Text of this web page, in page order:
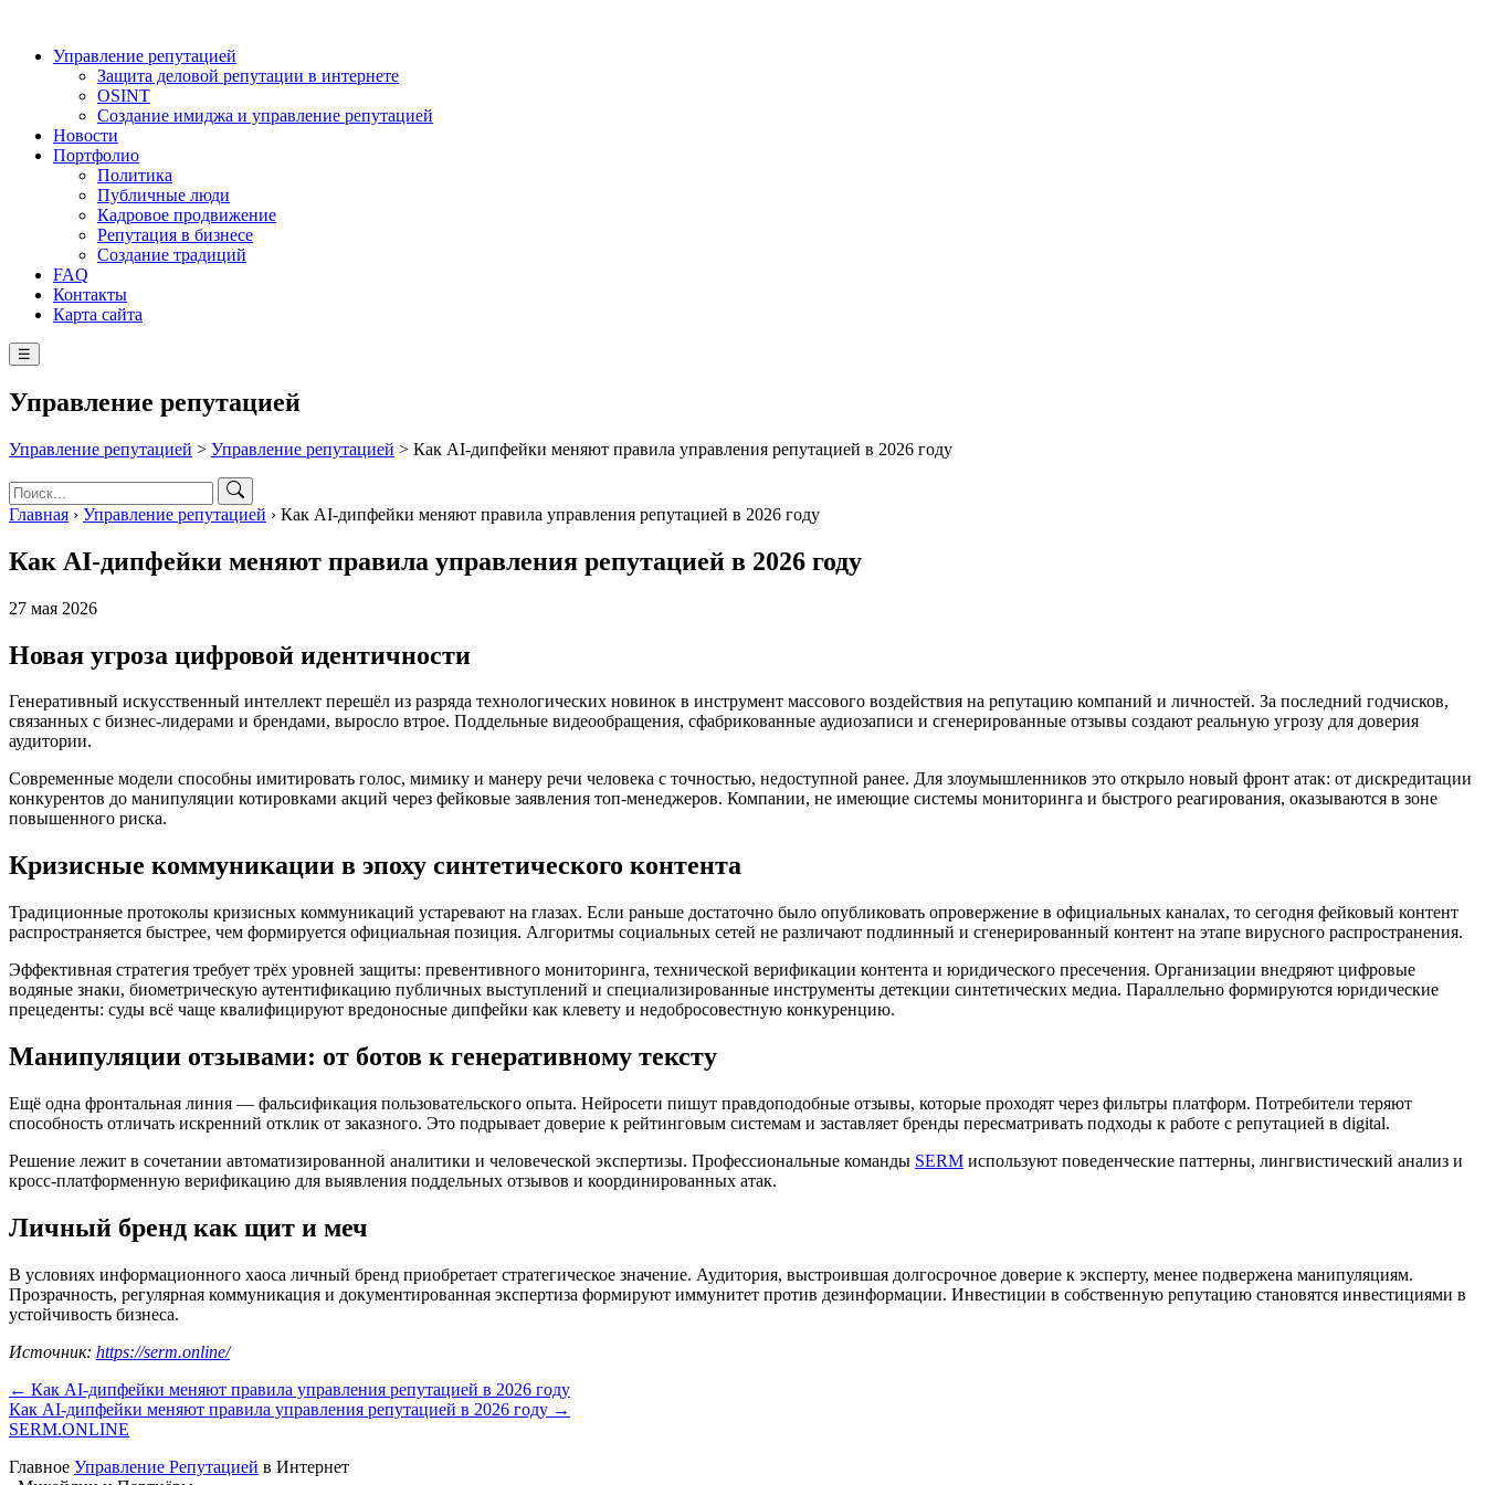
Управление репутацией
Защита деловой репутации в интернете
OSINT
Создание имиджа и управление репутацией
Новости
Портфолио
Политика
Публичные люди
Кадровое продвижение
Репутация в бизнесе
Создание традиций
FAQ
Контакты
Карта сайта
☰
Управление репутацией
Управление репутацией > Управление репутацией > Как AI-дипфейки меняют правила управления репутацией в 2026 году
Главная › Управление репутацией › Как AI-дипфейки меняют правила управления репутацией в 2026 году
Как AI-дипфейки меняют правила управления репутацией в 2026 году
27 мая 2026
Новая угроза цифровой идентичности
Генеративный искусственный интеллект перешёл из разряда технологических новинок в инструмент массового воздействия на репутацию компаний и личностей. За последний годчисков,
связанных с бизнес-лидерами и брендами, выросло втрое. Поддельные видеообращения, сфабрикованные аудиозаписи и сгенерированные отзывы создают реальную угрозу для доверия
аудитории.
Современные модели способны имитировать голос, мимику и манеру речи человека с точностью, недоступной ранее. Для злоумышленников это открыло новый фронт атак: от дискредитации
конкурентов до манипуляции котировками акций через фейковые заявления топ-менеджеров. Компании, не имеющие системы мониторинга и быстрого реагирования, оказываются в зоне
повышенного риска.
Кризисные коммуникации в эпоху синтетического контента
Традиционные протоколы кризисных коммуникаций устаревают на глазах. Если раньше достаточно было опубликовать опровержение в официальных каналах, то сегодня фейковый контент
распространяется быстрее, чем формируется официальная позиция. Алгоритмы социальных сетей не различают подлинный и сгенерированный контент на этапе вирусного распространения.
Эффективная стратегия требует трёх уровней защиты: превентивного мониторинга, технической верификации контента и юридического пресечения. Организации внедряют цифровые
водяные знаки, биометрическую аутентификацию публичных выступлений и специализированные инструменты детекции синтетических медиа. Параллельно формируются юридические
прецеденты: суды всё чаще квалифицируют вредоносные дипфейки как клевету и недобросовестную конкуренцию.
Манипуляции отзывами: от ботов к генеративному тексту
Ещё одна фронтальная линия — фальсификация пользовательского опыта. Нейросети пишут правдоподобные отзывы, которые проходят через фильтры платформ. Потребители теряют
способность отличать искренний отклик от заказного. Это подрывает доверие к рейтинговым системам и заставляет бренды пересматривать подходы к работе с репутацией в digital.
Решение лежит в сочетании автоматизированной аналитики и человеческой экспертизы. Профессиональные команды SERM используют поведенческие паттерны, лингвистический анализ и
кросс-платформенную верификацию для выявления поддельных отзывов и координированных атак.
Личный бренд как щит и меч
В условиях информационного хаоса личный бренд приобретает стратегическое значение. Аудитория, выстроившая долгосрочное доверие к эксперту, менее подвержена манипуляциям.
Прозрачность, регулярная коммуникация и документированная экспертиза формируют иммунитет против дезинформации. Инвестиции в собственную репутацию становятся инвестициями в
устойчивость бизнеса.
Источник: https://serm.online/
← Как AI-дипфейки меняют правила управления репутацией в 2026 году
Как AI-дипфейки меняют правила управления репутацией в 2026 году →
SERM.ONLINE
Главное Управление Репутацией в Интернет